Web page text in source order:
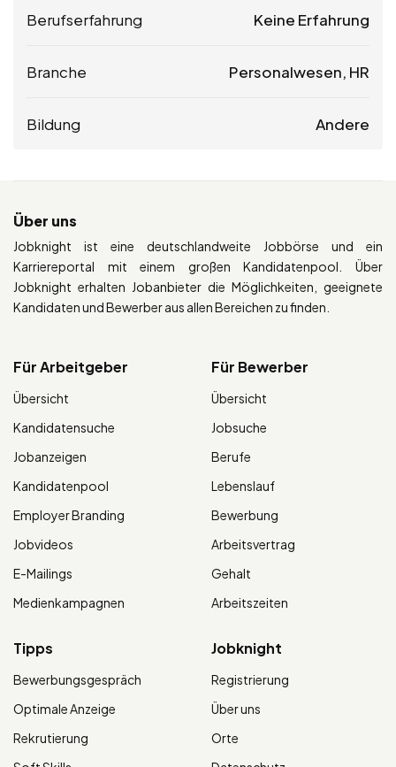
Berufserfahrung Keine Erfahrung
Branche Personalwesen, HR
Bildung Andere
Über uns
Jobknight ist eine deutschlandweite Jobbörse und ein
Karriereportal mit einem großen Kandidatenpool. Über
Jobknight erhalten Jobanbieter die Möglichkeiten, geeignete
Kandidaten und Bewerber aus allen Bereichen zu finden.
Für Arbeitgeber
Übersicht
Kandidatensuche
Jobanzeigen
Kandidatenpool
Employer Branding
Jobvideos
E-Mailings
Medienkampagnen
Für Bewerber
Übersicht
Jobsuche
Berufe
Lebenslauf
Bewerbung
Arbeitsvertrag
Gehalt
Arbeitszeiten
Tipps
Bewerbungsgespräch
Optimale Anzeige
Rekrutierung
Jobknight
Registrierung
Über uns
Orte